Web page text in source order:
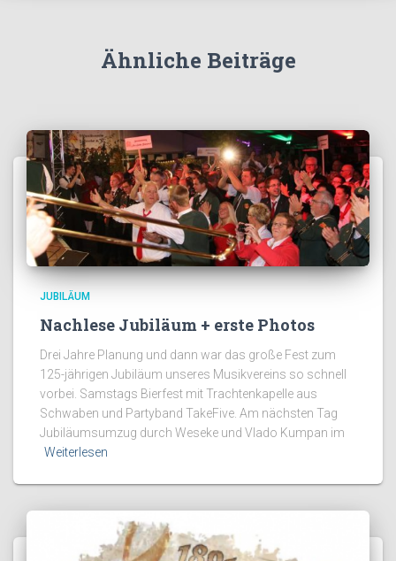
Ähnliche Beiträge
JUBILÄUM
Nachlese Jubiläum + erste Photos
Drei Jahre Planung und dann war das große Fest zum
125-jährigen Jubiläum unseres Musikvereins so schnell
vorbei. Samstags Bierfest mit Trachtenkapelle aus
Schwaben und Partyband TakeFive. Am nächsten Tag
Jubiläumsumzug durch Weseke und Vlado Kumpan im
Weiterlesen